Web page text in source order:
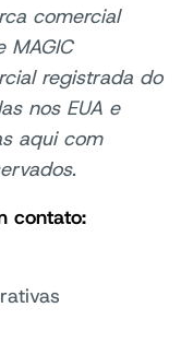
comercial
MAGIC
registrada do
nos EUA e
aqui com
.
contato: